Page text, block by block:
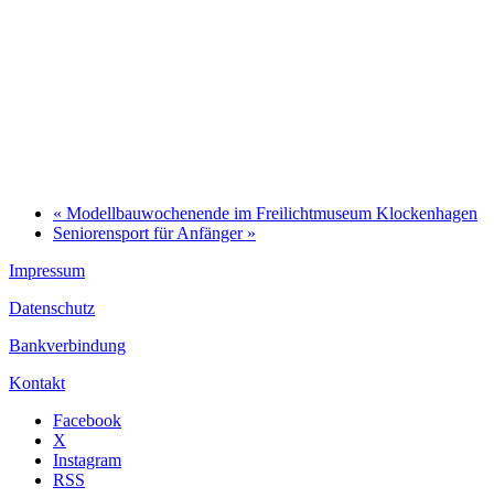
« Modellbauwochenende im Freilichtmuseum Klockenhagen
Seniorensport für Anfänger »
Impressum
Datenschutz
Bankverbindung
Kontakt
Facebook
X
Instagram
RSS